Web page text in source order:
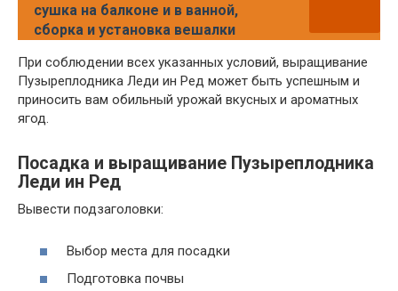
сушка на балконе и в ванной,
сборка и установка вешалки
При соблюдении всех указанных условий, выращивание
Пузыреплодника Леди ин Ред может быть успешным и
приносить вам обильный урожай вкусных и ароматных
ягод.
Посадка и выращивание Пузыреплодника
Леди ин Ред
Вывести подзаголовки:
Выбор места для посадки
Подготовка почвы